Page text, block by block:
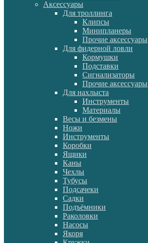
Аксессуары
Для троллинга
Клипсы
Минипланеры
Прочие аксессуары
Для фидерной ловли
Кормушки
Подставки
Сигнализаторы
Прочие аксессуары
Для нахлыста
Инструменты
Материалы
Весы и безмены
Ножи
Инструменты
Коробки
Ящики
Каны
Чехлы
Тубусы
Подсачеки
Садки
Подъёмники
Раколовки
Насосы
Якоря